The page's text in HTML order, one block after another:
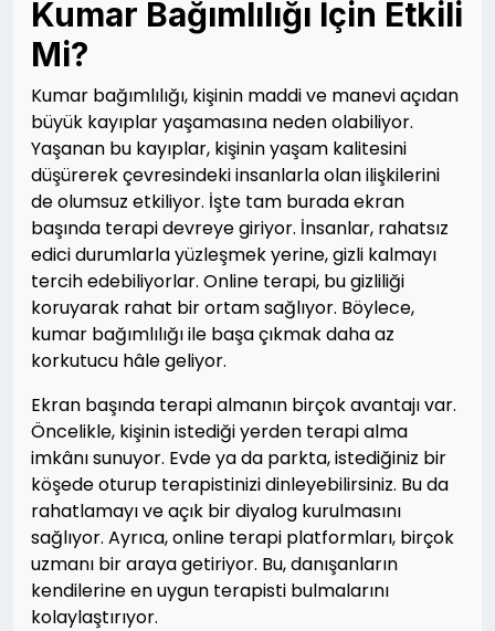
Kumar Bağımlılığı İçin Etkili
Mi?
Kumar bağımlılığı, kişinin maddi ve manevi açıdan
büyük kayıplar yaşamasına neden olabiliyor.
Yaşanan bu kayıplar, kişinin yaşam kalitesini
düşürerek çevresindeki insanlarla olan ilişkilerini
de olumsuz etkiliyor. İşte tam burada ekran
başında terapi devreye giriyor. İnsanlar, rahatsız
edici durumlarla yüzleşmek yerine, gizli kalmayı
tercih edebiliyorlar. Online terapi, bu gizliliği
koruyarak rahat bir ortam sağlıyor. Böylece,
kumar bağımlılığı ile başa çıkmak daha az
korkutucu hâle geliyor.
Ekran başında terapi almanın birçok avantajı var.
Öncelikle, kişinin istediği yerden terapi alma
imkânı sunuyor. Evde ya da parkta, istediğiniz bir
köşede oturup terapistinizi dinleyebilirsiniz. Bu da
rahatlamayı ve açık bir diyalog kurulmasını
sağlıyor. Ayrıca, online terapi platformları, birçok
uzmanı bir araya getiriyor. Bu, danışanların
kendilerine en uygun terapisti bulmalarını
kolaylaştırıyor.